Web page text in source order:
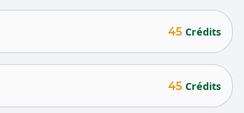
45 Crédits
45 Crédits